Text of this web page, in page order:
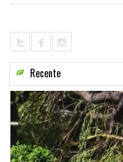
POLITIC
LIFE
Recente